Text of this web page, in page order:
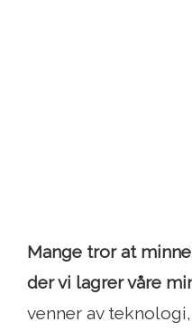
Mange tror at
der vi lagrer våre
venner av